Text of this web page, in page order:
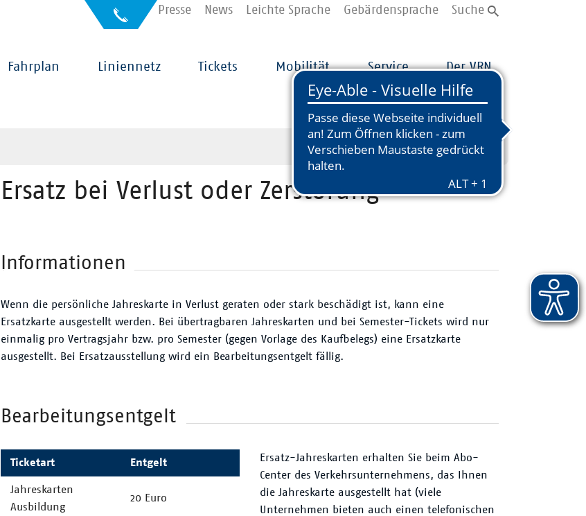
Auskunft
für
Kontakt Presse News Leichte Sprache Gebärdensprache Suche
Hauptnavigation
Fahrplan Liniennetz Tickets Mobilität Service Der VRN
Ersatz bei Verlust oder Zerstörung
Informationen
Wenn die persönliche Jahreskarte in Verlust geraten oder stark beschädigt ist, kann eine
Ersatzkarte ausgestellt werden. Bei übertragbaren Jahreskarten und bei Semester-Tickets wird nur
einmalig pro Vertragsjahr bzw. pro Semester (gegen Vorlage des Kaufbelegs) eine Ersatzkarte
ausgestellt. Bei Ersatzausstellung wird ein Bearbeitungsentgelt fällig.
Bearbeitungsentgelt
Ticketart Entgelt
Jahreskarten
Ausbildung
20 Euro
Ersatz-Jahreskarten erhalten Sie beim Abo-
Center des Verkehrsunternehmens, das Ihnen
die Jahreskarte ausgestellt hat (viele
Unternehmen bieten auch einen telefonischen